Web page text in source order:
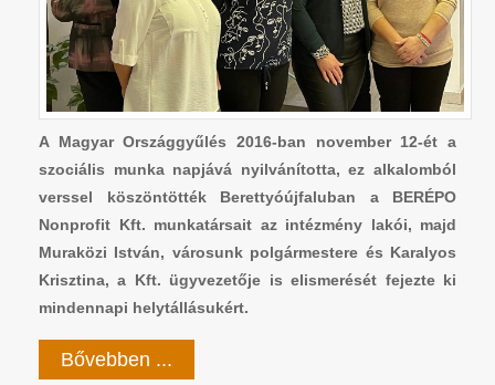
A Magyar Országgyűlés 2016-ban november 12-ét a
szociális munka napjává nyilvánította, ez alkalomból
verssel köszöntötték Berettyóújfaluban a BERÉPO
Nonprofit Kft. munkatársait az intézmény lakói, majd
Muraközi István, városunk polgármestere és Karalyos
Krisztina, a Kft. ügyvezetője is elismerését fejezte ki
mindennapi helytállásukért.
Bővebben ...